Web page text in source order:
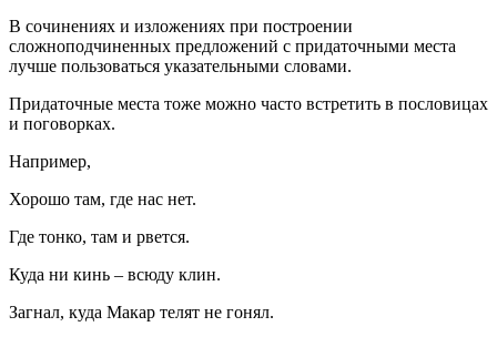
В сочинениях и изложениях при построении
сложноподчиненных предложений с придаточными места
лучше пользоваться указательными словами.
Придаточные места тоже можно часто встретить в пословицах
и поговорках.
Например,
Хорошо там, где нас нет.
Где тонко, там и рвется.
Куда ни кинь – всюду клин.
Загнал, куда Макар телят не гонял.